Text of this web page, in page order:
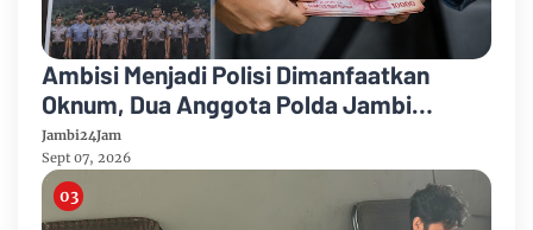
Ambisi Menjadi Polisi Dimanfaatkan
Oknum, Dua Anggota Polda Jambi
Diduga Tipu Calon Bintara dengan Janji
Kelulusan
Jambi24Jam
Sept 07, 2026